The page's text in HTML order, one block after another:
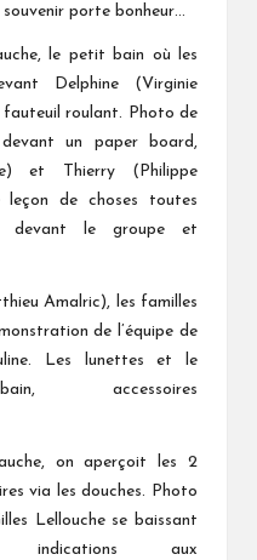
porte bonheur…
le petit bain où les
Delphine (Virginie
fauteuil roulant. Photo de
un paper board,
et Thierry (Philippe
leçon de choses toutes
devant le groupe et
Amalric), les familles
de l’équipe de
Les lunettes et le
accessoires
on aperçoit les 2
via les douches. Photo
Lellouche se baissant
aux